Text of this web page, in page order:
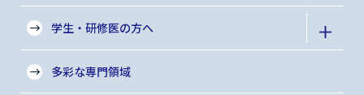
学生・研修医の方へ
多彩な専門領域